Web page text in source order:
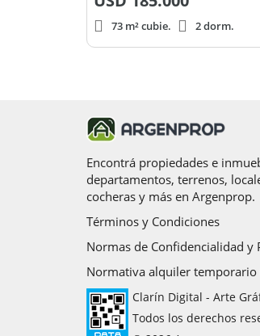
73 m² cubie. 2 dorm.
Encontrá propiedades e
departamentos, terrenos,
cocheras y más en Argenprop.
Términos y Condiciones
Normas de Confidencialidad y
Normativa alquiler
Clarín Digital - Arte
Todos los derechos